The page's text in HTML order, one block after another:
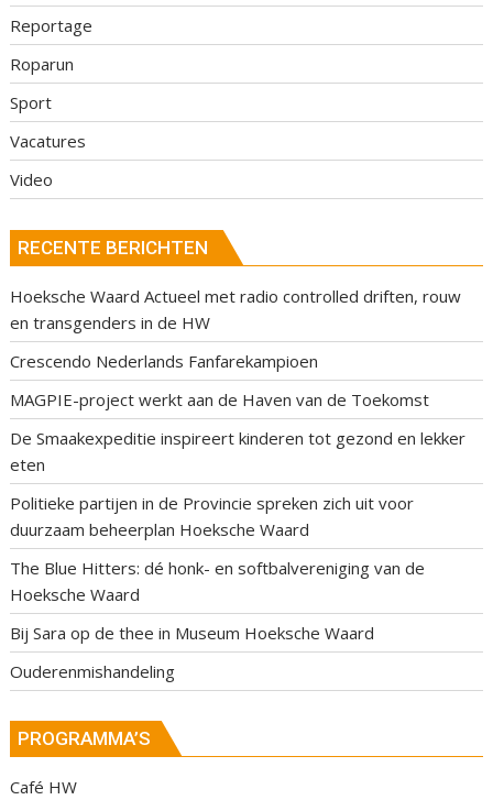
Reportage
Roparun
Sport
Vacatures
Video
RECENTE BERICHTEN
Hoeksche Waard Actueel met radio controlled driften, rouw
en transgenders in de HW
Crescendo Nederlands Fanfarekampioen
MAGPIE-project werkt aan de Haven van de Toekomst
De Smaakexpeditie inspireert kinderen tot gezond en lekker
eten
Politieke partijen in de Provincie spreken zich uit voor
duurzaam beheerplan Hoeksche Waard
The Blue Hitters: dé honk- en softbalvereniging van de
Hoeksche Waard
Bij Sara op de thee in Museum Hoeksche Waard
Ouderenmishandeling
PROGRAMMA’S
Café HW